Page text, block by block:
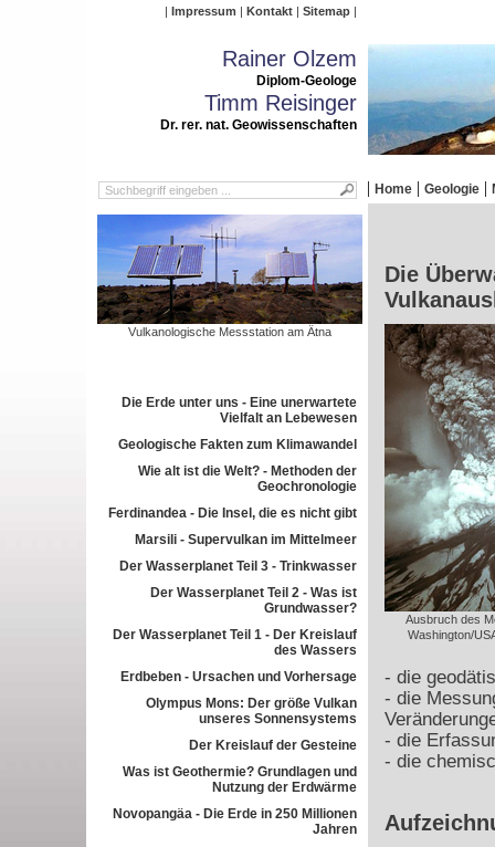
Impressum Kontakt Sitemap
Rainer Olzem
Diplom-Geologe
Timm Reisinger
Dr. rer. nat. Geowissenschaften
Home Geologie
Vulkanologische Messstation am Ätna
Die Erde unter uns - Eine unerwartete
Vielfalt an Lebewesen
Geologische Fakten zum Klimawandel
Wie alt ist die Welt? - Methoden der
Geochronologie
Ferdinandea - Die Insel, die es nicht gibt
Marsili - Supervulkan im Mittelmeer
Der Wasserplanet Teil 3 - Trinkwasser
Der Wasserplanet Teil 2 - Was ist
Grundwasser?
Der Wasserplanet Teil 1 - Der Kreislauf
des Wassers
Erdbeben - Ursachen und Vorhersage
Olympus Mons: Der größe Vulkan
unseres Sonnensystems
Der Kreislauf der Gesteine
Was ist Geothermie? Grundlagen und
Nutzung der Erdwärme
Novopangäa - Die Erde in 250 Millionen
Jahren
Die
Ausbruch des
Washington/
- die
- die
- die
- die